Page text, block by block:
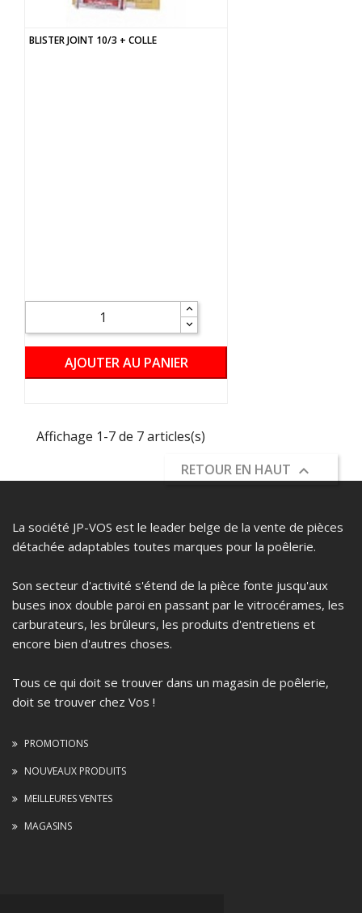
BLISTER JOINT 10/3 + COLLE
AJOUTER AU PANIER
Affichage 1-7 de 7 articles(s)
RETOUR EN HAUT 
La société JP-VOS est le leader belge de la vente de pièces
détachée adaptables toutes marques pour la poêlerie.
Son secteur d'activité s'étend de la pièce fonte jusqu'aux
buses inox double paroi en passant par le vitrocérames, les
carburateurs, les brûleurs, les produits d'entretiens et
encore bien d'autres choses.
Tous ce qui doit se trouver dans un magasin de poêlerie,
doit se trouver chez Vos !
PROMOTIONS
NOUVEAUX PRODUITS
MEILLEURES VENTES
MAGASINS